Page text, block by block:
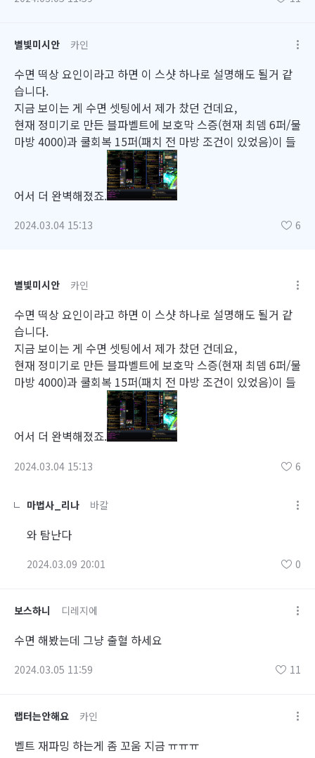
별빛미시안 카인
수면 떡상 요인이라고 하면 이 스샷 하나로 설명해도 될거 같
습니다.
지금 보이는 게 수면 셋팅에서 제가 찼던 건데요,
현재 정미기로 만든 블파벨트에 보호막 스증(현재 최뎀 6퍼/물
마방 4000)과 쿨회복 15퍼(패치 전 마방 조건이 있었음)이 들
어서 더 완벽해졌죠.
2024.03.04 15:13 6
별빛미시안 카인
수면 떡상 요인이라고 하면 이 스샷 하나로 설명해도 될거 같
습니다.
지금 보이는 게 수면 셋팅에서 제가 찼던 건데요,
현재 정미기로 만든 블파벨트에 보호막 스증(현재 최뎀 6퍼/물
마방 4000)과 쿨회복 15퍼(패치 전 마방 조건이 있었음)이 들
어서 더 완벽해졌죠.
2024.03.04 15:13 6
마법사_리나 바칼
와 탐난다
2024.03.09 20:01 0
보스하니 디레지에
수면 해봤는데 그냥 출혈 하세요
2024.03.05 11:59 11
랩터는안해요 카인
벨트 재파밍 하는게 좀 꼬움 지금 ㅠㅠㅠ